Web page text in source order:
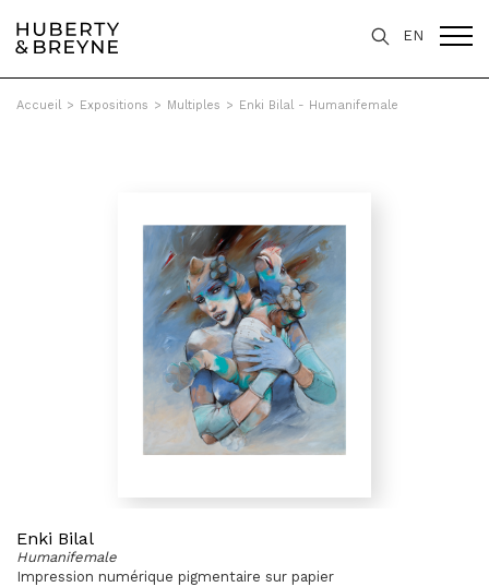
EN
Accueil > Expositions > Multiples > Enki Bilal - Humanifemale
Enki Bilal
Humanifemale
Impression numérique pigmentaire sur papier